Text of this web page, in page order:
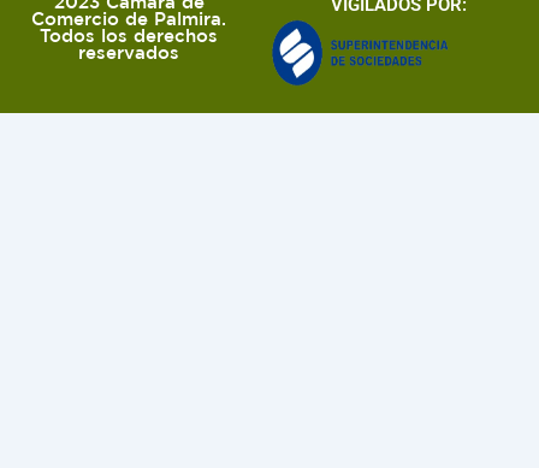
Comercio de Palmira.
Todos los derechos
reservados
VIGILADOS POR: